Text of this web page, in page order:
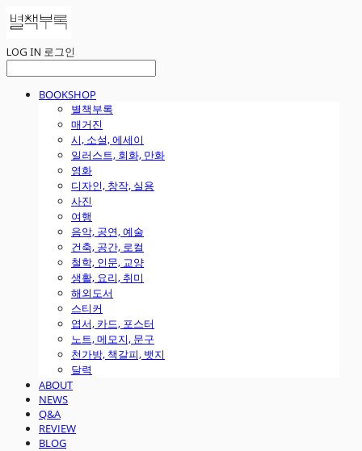
LOG IN 로그인
BOOKSHOP
별책부록
매거진
시, 소설, 에세이
일러스트, 회화, 만화
영화
디자인, 창작, 실용
사진
여행
음악, 공연, 예술
건축, 공간, 로컬
철학, 인문, 교양
생활, 요리, 취미
해외도서
스티커
엽서, 카드, 포스터
노트, 메모지, 문구
천가방, 책갈피, 뱃지
달력
ABOUT
NEWS
Q&A
REVIEW
BLOG